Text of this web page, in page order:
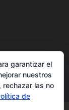
garantizar el
nuestros
las no
de